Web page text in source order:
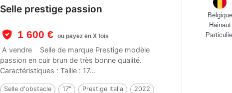
Selle prestige passion
1 600 € ou payez en X fois
A vendre Selle de marque Prestige modèle
passion en cuir brun de très bonne qualité.
Caractéristiques : Taille : 17...
Selle d'obstacle 17" Prestige Italia 2022
Belgique
Hainaut